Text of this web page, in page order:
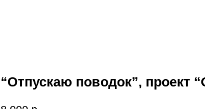
“Отпускаю поводок”, проект